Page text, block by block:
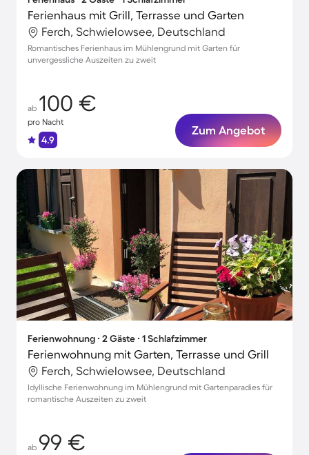
Ferienhaus mit Grill, Terrasse und Garten
Ferch, Schwielowsee, Deutschland
Romantisches Ferienhaus im Mühlengrund mit Garten für
unvergessliche Auszeiten zu zweit
ab 100 €
pro Nacht
4.9
Zum Angebot
Ferienwohnung ∙ 2 Gäste ∙ 1 Schlafzimmer
Ferienwohnung mit Garten, Terrasse und Grill
Ferch, Schwielowsee, Deutschland
Idyllische Ferienwohnung im Mühlengrund mit Gartenparadies für
romantische Auszeiten zu zweit
ab 99 €